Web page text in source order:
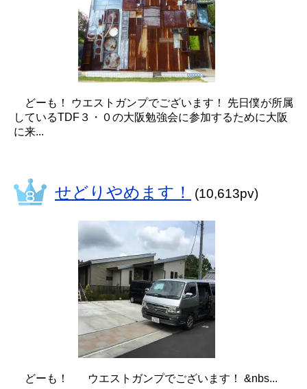
どーも！ ウエストガンプでございます！ 先日僕が所属
しているTDF３・０の大阪勉強会に参加するために大阪
に来...
せどりやめます！ (10,613pv)
どーも！ ウエストガンプでございます！ &nbs...